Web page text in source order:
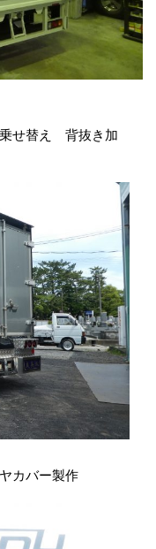
せ替え 背抜き加
カバー製作